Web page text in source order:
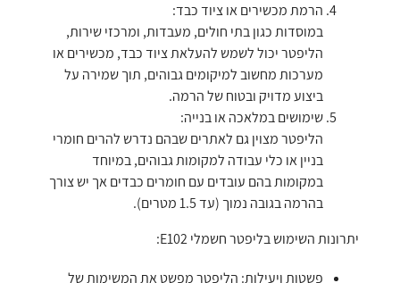
הרמת מכשירים או ציוד כבד:
במוסדות כגון בתי חולים, מעבדות, ומרכזי שירות,
הליפטר יכול לשמש להעלאת ציוד כבד, מכשירים או
מערכות מחשוב למיקומים גבוהים, תוך שמירה על
ביצוע מדויק ובטוח של הרמה.
שימושים במלאכה או בנייה:
הליפטר מצוין גם לאתרים שבהם נדרש להרים חומרי
בניין או כלי עבודה למקומות גבוהים, במיוחד
במקומות בהם עובדים עם חומרים כבדים אך יש צורך
בהרמה בגובה נמוך (עד 1.5 מטרים).
יתרונות השימוש בליפטר חשמלי E102:
פשטות ויעילות: הליפטר מפשט את המשימות של